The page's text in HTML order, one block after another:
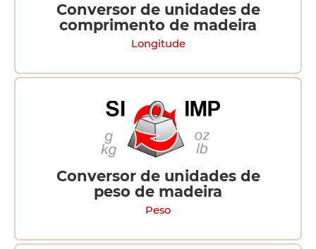
Conversor de unidades de
comprimento de madeira
Longitude
Conversor de unidades de
peso de madeira
Peso